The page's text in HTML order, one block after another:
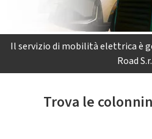
Il servizio di mobilità elettrica è
Road
Trova le